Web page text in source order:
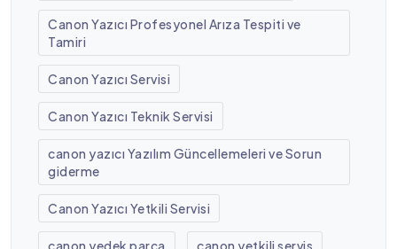
Canon Yazıcı Profesyonel Arıza Tespiti ve
Tamiri
Canon Yazıcı Servisi
Canon Yazıcı Teknik Servisi
canon yazıcı Yazılım Güncellemeleri ve Sorun
giderme
Canon Yazıcı Yetkili Servisi
canon yedek parça canon yetkili servis